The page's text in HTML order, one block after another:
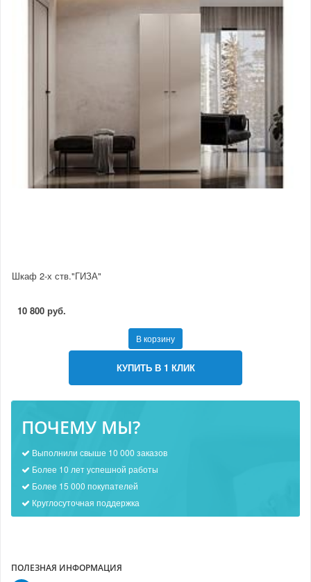
Шкаф 2-х ств."ГИЗА"
10 800 руб.
В корзину
КУПИТЬ В 1 КЛИК
ПОЧЕМУ МЫ?
Выполнили свыше 10 000 заказов
Более 10 лет успешной работы
Более 15 000 покупателей
Круглосуточная поддержка
ПОЛЕЗНАЯ ИНФОРМАЦИЯ